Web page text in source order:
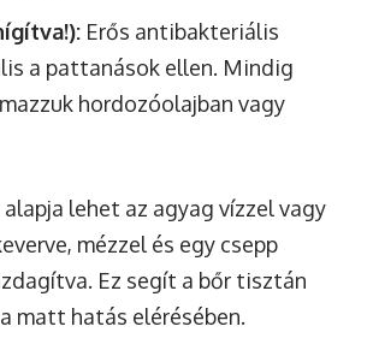
Erős antibakteriális
a pattanások ellen. Mindig
hordozóolajban vagy
alapja lehet az agyag vízzel vagy
mézzel és egy csepp
Ez segít a bőr tisztán
matt hatás elérésében.